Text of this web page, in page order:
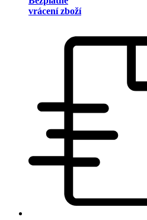
vrácení zboží